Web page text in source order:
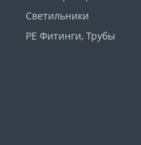
Светильники
PE Фитинги, Трубы